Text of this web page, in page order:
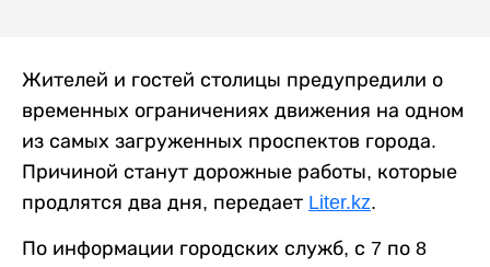
Жителей и гостей столицы предупредили о
временных ограничениях движения на одном
из самых загруженных проспектов города.
Причиной станут дорожные работы, которые
продлятся два дня, передает Liter.kz.
По информации городских служб, с 7 по 8